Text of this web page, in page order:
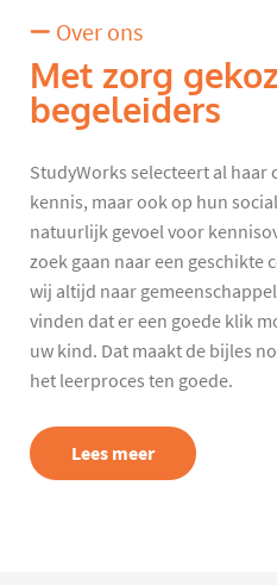
Over ons
Met zorg
begeleiders
StudyWorks selecteert al haar
kennis, maar ook op hun
natuurlijk gevoel voor
zoek gaan naar een geschikte
wij altijd naar
vinden dat er een goede klik
uw kind. Dat maakt de bijles
het leerproces ten goede.
Lees meer